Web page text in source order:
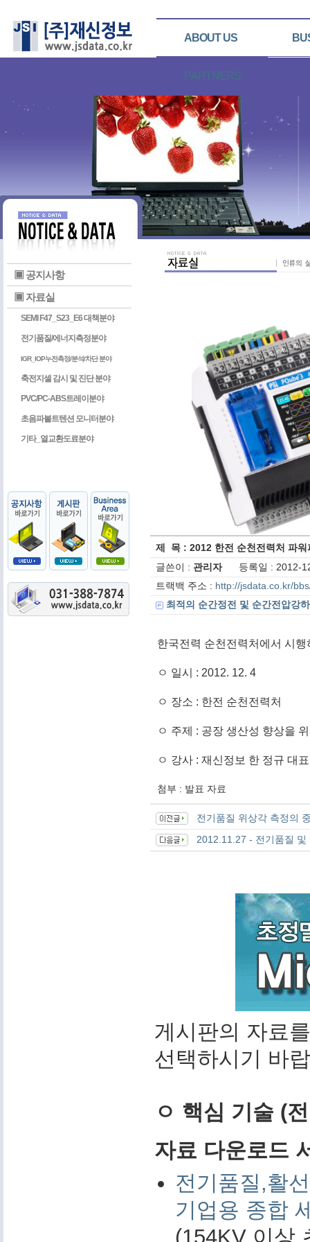
ABOUT US
PARTNERS
▣ 공지사항
▣ 자료실
SEMI F47_S23_E6 대책분야
전기품질/에너지측정분야
IGR_IOP누전측정/분석/차단 분야
축전지셀 감시 및 진단 분야
PVC/PC-ABS트레이분야
초음파볼트텐션 모니터분야
기타_열교환도료분야
제 목 : 2012 한전 순천전력처 파워
글쓴이 : 관리자등록일 : 2012-
트랙백 주소 : http://jsdata.co.kr/
최적의 순간정전 및 순간전압강
한국전력 순천전력처에서 시
ㅇ 일시 : 2012. 12. 4
ㅇ 장소 : 한전 순천전력처
ㅇ 주제 : 공장 생산성 향상을
ㅇ 강사 : 재신정보 한 정규 대표
첨부 : 발표 자료
전기품질 위상각 측정의
2012.11.27 - 전기품질
게시판의 자료
선택하시기 바
ㅇ 핵심 기술 (
자료 다운로드
전기품질,활
기업용 종합
(154KV 이상